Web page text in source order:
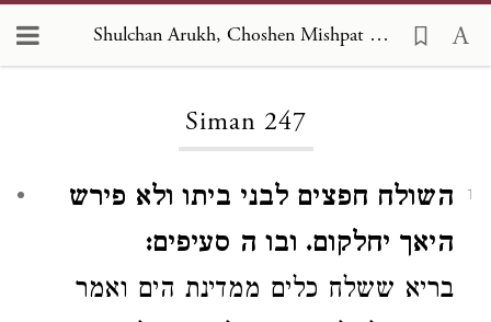
Shulchan Arukh, Choshen Mishpat 247
Siman 247
1
השולח חפצים לבני ביתו ולא פירש
היאך יחלקום. ובו ה סעיפים:
בריא ששלח כלים ממדינת הים ואמר